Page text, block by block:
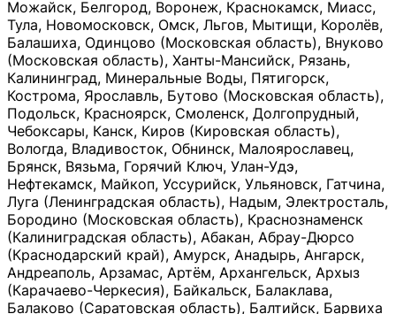
Можайск, Белгород, Воронеж, Краснокамск, Миасс,
Тула, Новомосковск, Омск, Льгов, Мытищи, Королёв,
Балашиха, Одинцово (Московская область), Внуково
(Московская область), Ханты-Мансийск, Рязань,
Калининград, Минеральные Воды, Пятигорск,
Кострома, Ярославль, Бутово (Московская область),
Подольск, Красноярск, Смоленск, Долгопрудный,
Чебоксары, Канск, Киров (Кировская область),
Вологда, Владивосток, Обнинск, Малоярославец,
Брянск, Вязьма, Горячий Ключ, Улан-Удэ,
Нефтекамск, Майкоп, Уссурийск, Ульяновск, Гатчина,
Луга (Ленинградская область), Надым, Электросталь,
Бородино (Московская область), Краснознаменск
(Калиниградская область), Абакан, Абрау-Дюрсо
(Краснодарский край), Амурск, Анадырь, Ангарск,
Андреаполь, Арзамас, Артём, Архангельск, Архыз
(Карачаево-Черкесия), Байкальск, Балаклава,
Балаково (Саратовская область), Балтийск, Барвиха